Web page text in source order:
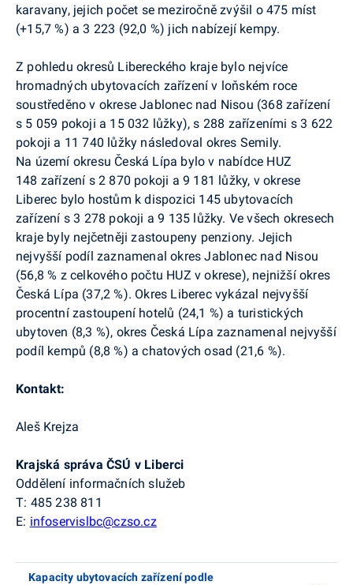
karavany, jejich počet se meziročně zvýšil o 475 míst
(+15,7 %) a 3 223 (92,0 %) jich nabízejí kempy.
Z pohledu okresů Libereckého kraje bylo nejvíce
hromadných ubytovacích zařízení v loňském roce
soustředěno v okrese Jablonec nad Nisou (368 zařízení
s 5 059 pokoji a 15 032 lůžky), s 288 zařízeními s 3 622
pokoji a 11 740 lůžky následoval okres Semily.
Na území okresu Česká Lípa bylo v nabídce HUZ
148 zařízení s 2 870 pokoji a 9 181 lůžky, v okrese
Liberec bylo hostům k dispozici 145 ubytovacích
zařízení s 3 278 pokoji a 9 135 lůžky. Ve všech okresech
kraje byly nejčetněji zastoupeny penziony. Jejich
nejvyšší podíl zaznamenal okres Jablonec nad Nisou
(56,8 % z celkového počtu HUZ v okrese), nejnižší okres
Česká Lípa (37,2 %). Okres Liberec vykázal nejvyšší
procentní zastoupení hotelů (24,1 %) a turistických
ubytoven (8,3 %), okres Česká Lípa zaznamenal nejvyšší
podíl kempů (8,8 %) a chatových osad (21,6 %).
Kontakt:
Aleš Krejza
Krajská správa ČSÚ v Liberci
Oddělení informačních služeb
T: 485 238 811
E: infoservislbc@czso.cz
Kapacity ubytovacích zařízení podle